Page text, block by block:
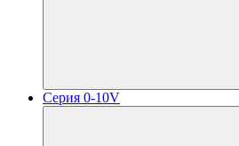
Серия 0-10V